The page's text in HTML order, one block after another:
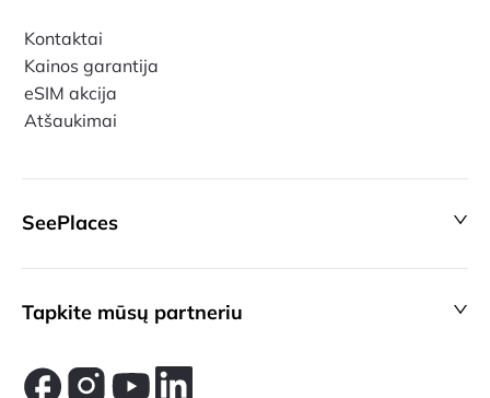
Kontaktai
Kainos garantija
eSIM akcija
Atšaukimai
SeePlaces
Tapkite mūsų partneriu